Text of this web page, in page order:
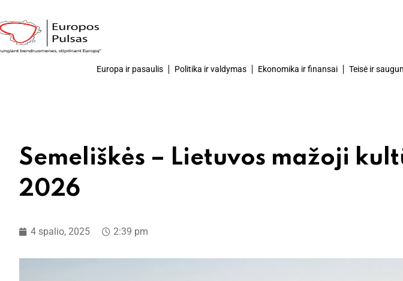
Europa ir pasaulis Politika ir valdymas Ekonomika ir finansai Teisė ir
Semeliškės – Lietuvos mažoji
2026
4 spalio, 2025 2:39 pm